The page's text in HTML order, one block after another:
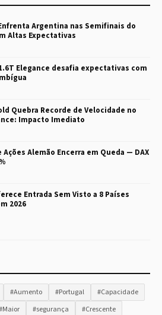
Argentina nas Semifinais do
Altas Expectativas
Elegance desafia expectativas com
Quebra Recorde de Velocidade no
Impacto Imediato
Ações Alemão Encerra em Queda — DAX
Entrada Sem Visto a 8 Países
2026
#Aumento #Portugal
#Capacidade
#segurança
#Crescente